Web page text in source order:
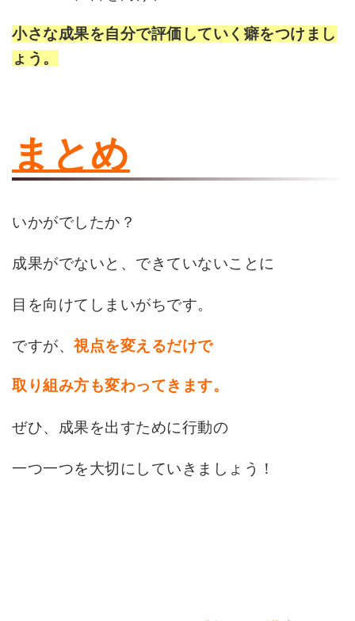
小さな成果を自分で評価していく癖をつけまし
ょう。
まとめ
いかがでしたか？
成果がでないと、できていないことに
目を向けてしまいがちです。
ですが、
視点を変えるだけで
取り組み方も変わってきます。
ぜひ、成果を出すために行動の
一つ一つを大切にしていきましょう！